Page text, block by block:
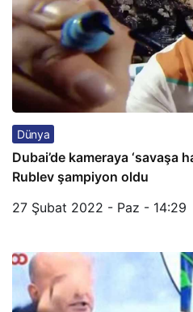
Dünya
Dubai’de kameraya ‘savaşa
Rublev şampiyon oldu
27 Şubat 2022 - Paz - 14:29